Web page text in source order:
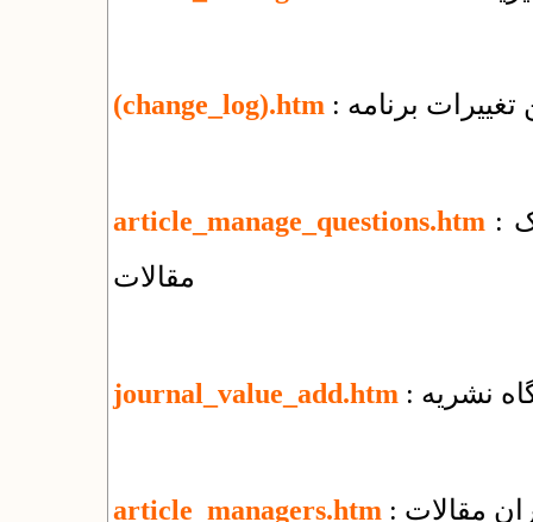
(change_log).htm برنامه
article_manage_questions.htm : پرسش‌های بنیادی درباره‌ی مدیریت الکترونیک
مقالات
journal_value_add.htm نشریه
article_managers.htm مقالات